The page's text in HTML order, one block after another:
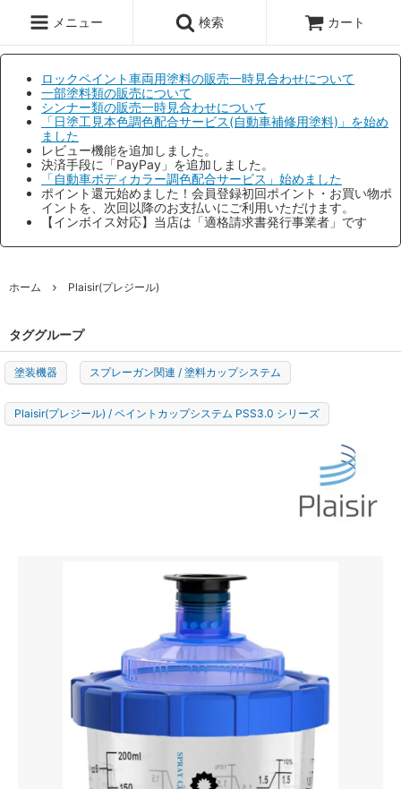
メニュー 検索 カート
ロックペイント車両用塗料の販売一時見合わせについて
一部塗料類の販売について
シンナー類の販売一時見合わせについて
「日塗工見本色調色配合サービス(自動車補修用塗料)」を始め
ました
レビュー機能を追加しました。
決済手段に「PayPay」を追加しました。
「自動車ボディカラー調色配合サービス」始めました
ポイント還元始めました！会員登録初回ポイント・お買い物ポ
イントを、次回以降のお支払いにご利用いただけます。
【インボイス対応】当店は「適格請求書発行事業者」です
ホーム Plaisir(プレジール)
タググループ
塗装機器 スプレーガン関連 / 塗料カップシステム
Plaisir(プレジール) / ペイントカップシステム PSS3.0 シリーズ